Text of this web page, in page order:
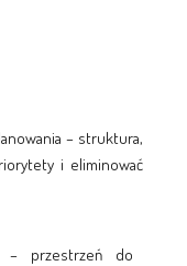
– struktura,
i eliminować
– przestrzeń do